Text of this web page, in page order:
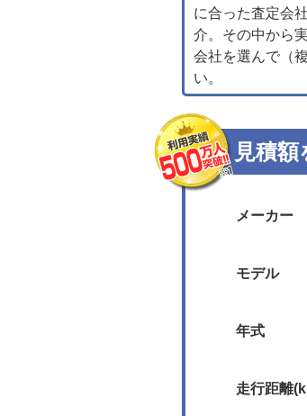
に合った査定会
介。その中から
会社を選んで（
い。
見積額
メーカー
モデル
年式
走行距離